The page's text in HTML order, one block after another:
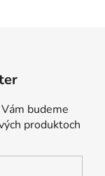
budeme
produktoch